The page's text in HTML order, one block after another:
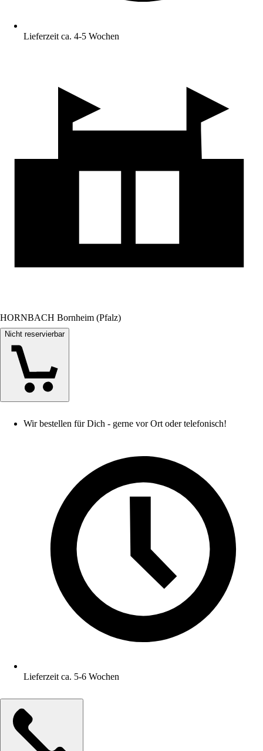
Lieferzeit ca. 4-5 Wochen
HORNBACH Bornheim (Pfalz)
Nicht reservierbar
Wir bestellen für Dich - gerne vor Ort oder telefonisch!
Lieferzeit ca. 5-6 Wochen